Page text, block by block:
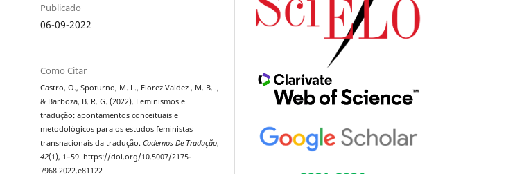
Publicado
06-09-2022
Como Citar
Castro, O., Spoturno, M. L., Florez Valdez , M. B. .,
& Barboza, B. R. G. (2022). Feminismos e
tradução: apontamentos conceituais e
metodológicos para os estudos feministas
transnacionais da tradução.Cadernos De Tradução,
42(1), 1–59. https://doi.org/10.5007/2175-
7968.2022.e81122